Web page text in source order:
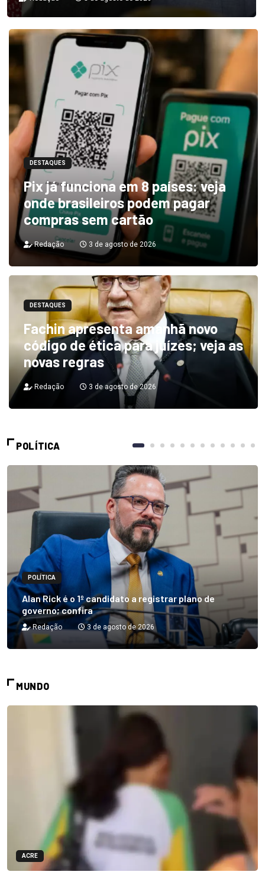
DESTAQUES
Pix já funciona em 8 países: veja
onde brasileiros podem pagar
compras sem cartão
Redação 3 de agosto de 2026
DESTAQUES
Fachin apresenta amanhã novo
código de ética para juízes; veja as
novas regras
Redação 3 de agosto de 2026
POLÍTICA
POLÍTICA
Alan Rick é o 1º candidato a registrar plano de
governo; confira
Redação 3 de agosto de 2026
MUNDO
ACRE